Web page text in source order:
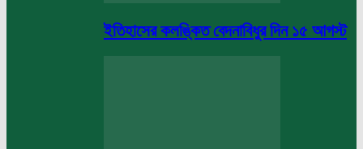
ইতিহাসের কলঙ্কিত বেদনাবিধুর দিন ১৫ আগস্ট